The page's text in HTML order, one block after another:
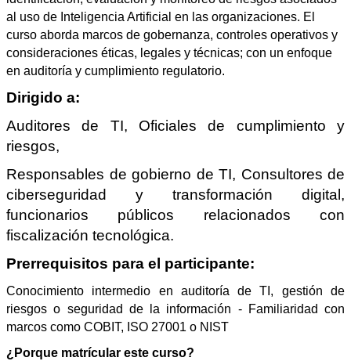
al uso de Inteligencia Artificial en las organizaciones. El
curso aborda marcos de gobernanza, controles operativos y
consideraciones éticas, legales y técnicas; con un enfoque
en auditoría y cumplimiento regulatorio.
Dirigido a:
Auditores de TI, Oficiales de cumplimiento y
riesgos,
Responsables de gobierno de TI, Consultores de
ciberseguridad y transformación digital,
funcionarios públicos relacionados con
fiscalización tecnológica.
Prerrequisitos para el participante:
Conocimiento intermedio en auditoría de TI, gestión de
riesgos o seguridad de la información - Familiaridad con
marcos como COBIT, ISO 27001 o NIST
¿Porque matrícular este curso?